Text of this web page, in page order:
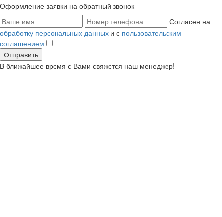
Оформление заявки на обратный звонок
Согласен на
обработку персональных данных и с пользовательским
соглашением
В ближайшее время с Вами свяжется наш менеджер!